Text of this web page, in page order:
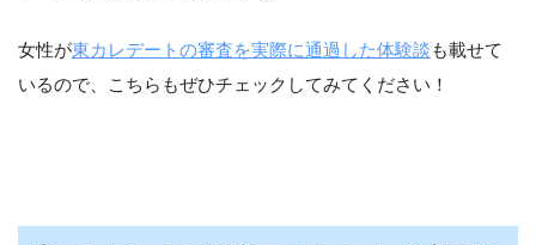
女性が東カレデートの審査を実際に通過した体験談 も載せて
いるので、こちらもぜひチェックしてみてください！